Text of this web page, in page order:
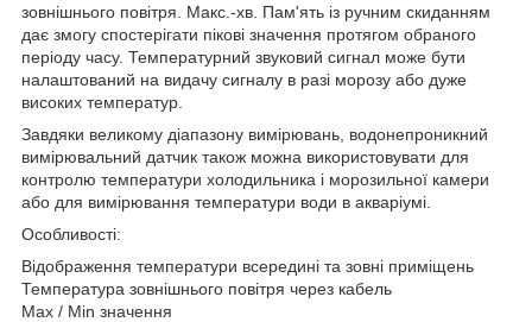
зовнішнього повітря. Макс.-хв. Пам'ять із ручним скиданням
дає змогу спостерігати пікові значення протягом обраного
періоду часу. Температурний звуковий сигнал може бути
налаштований на видачу сигналу в разі морозу або дуже
високих температур.
Завдяки великому діапазону вимірювань, водонепроникний
вимірювальний датчик також можна використовувати для
контролю температури холодильника і морозильної камери
або для вимірювання температури води в акваріумі.
Особливості:
Відображення температури всередині та зовні приміщень
Температура зовнішнього повітря через кабель
Max / Min значення